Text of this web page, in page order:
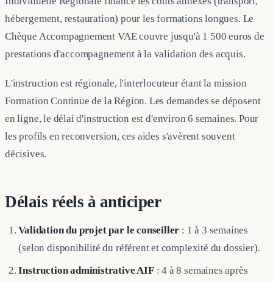
hébergement, restauration) pour les formations longues. Le
Chèque Accompagnement VAE couvre jusqu'à 1 500 euros de
prestations d'accompagnement à la validation des acquis.
L'instruction est régionale, l'interlocuteur étant la mission
Formation Continue de la Région. Les demandes se déposent
en ligne, le délai d'instruction est d'environ 6 semaines. Pour
les profils en reconversion, ces aides s'avèrent souvent
décisives.
Délais réels à anticiper
Validation du projet par le conseiller : 1 à 3 semaines
(selon disponibilité du référent et complexité du dossier).
Instruction administrative AIF: 4 à 8 semaines après